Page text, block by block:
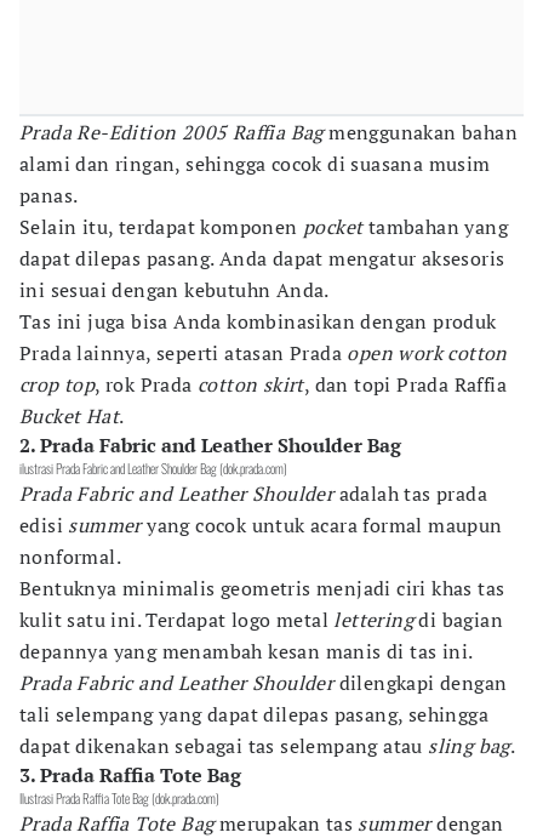
Prada Re-Edition 2005 Raffia Bagmenggunakan bahan
alami dan ringan, sehingga cocok di suasana musim
panas.
Selain itu, terdapat komponen pockettambahan yang
dapat dilepas pasang. Anda dapat mengatur aksesoris
ini sesuai dengan kebutuhn Anda.
Tas ini juga bisa Anda kombinasikan dengan produk
Prada lainnya, seperti atasan Prada open work cotton
crop top, rok Prada cotton skirt, dan topi Prada Raffia
Bucket Hat.
2. Prada Fabric and Leather Shoulder Bag
ilustrasi Prada Fabric and Leather Shoulder Bag (dok.prada.com)
Prada Fabric and Leather Shoulderadalah tas prada
edisi summeryang cocok untuk acara formal maupun
nonformal.
Bentuknya minimalis geometris menjadi ciri khas tas
kulit satu ini. Terdapat logo metalletteringdi bagian
depannya yang menambah kesan manis di tas ini.
Prada Fabric and Leather Shoulderdilengkapi dengan
tali selempang yang dapat dilepas pasang, sehingga
dapat dikenakan sebagai tas selempang atau sling bag.
3. Prada Raffia Tote Bag
Ilustrasi Prada Raffia Tote Bag (dok.prada.com)
Prada Raffia Tote Bagmerupakan tas summerdengan